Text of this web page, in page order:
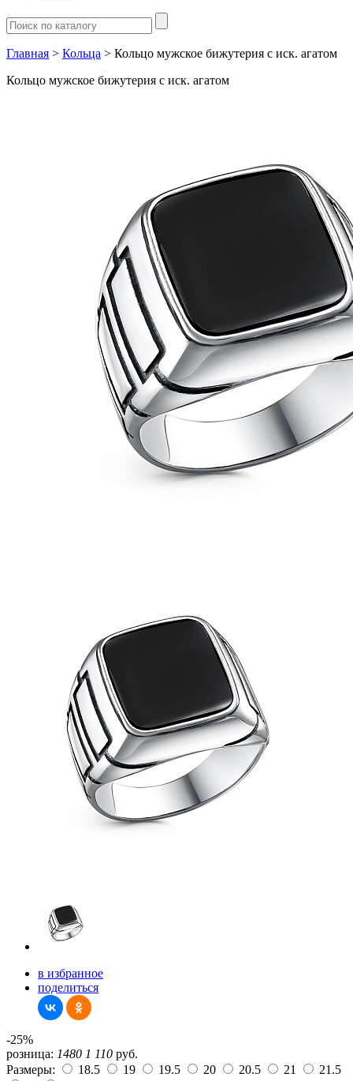
Главная > Кольца > Кольцо мужское бижутерия с иск. агатом
Кольцо мужское бижутерия с иск. агатом
в избранное
поделиться
-25%
розница: 1480 1 110 руб.
Размеры:
18.5 19 19.5 20 20.5 21
21.5